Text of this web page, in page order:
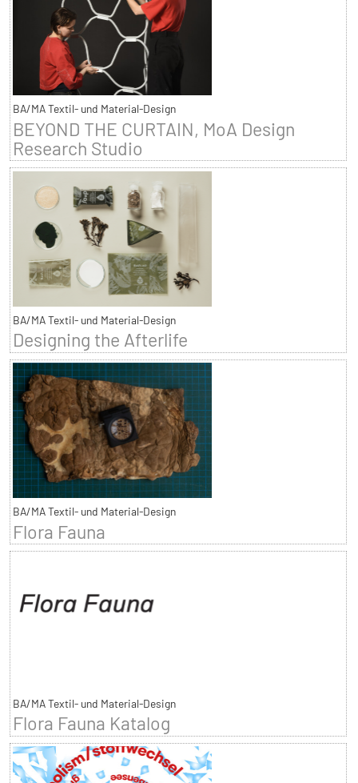
BA/MA Textil- und Material-Design
BEYOND THE CURTAIN, MoA Design
Research Studio
BA/MA Textil- und Material-Design
Designing the Afterlife
BA/MA Textil- und Material-Design
Flora Fauna
BA/MA Textil- und Material-Design
Flora Fauna Katalog